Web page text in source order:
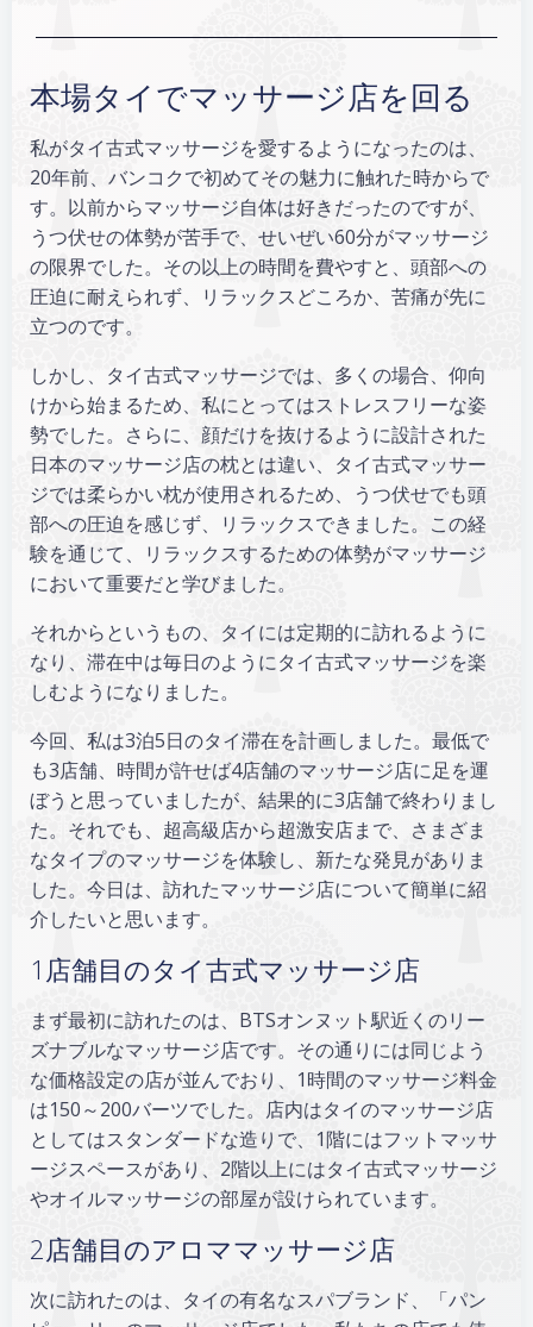
本場タイでマッサージ店を回る
私がタイ古式マッサージを愛するようになったのは、
20年前、バンコクで初めてその魅力に触れた時からで
す。以前からマッサージ自体は好きだったのですが、
うつ伏せの体勢が苦手で、せいぜい60分がマッサージ
の限界でした。その以上の時間を費やすと、頭部への
圧迫に耐えられず、リラックスどころか、苦痛が先に
立つのです。
しかし、タイ古式マッサージでは、多くの場合、仰向
けから始まるため、私にとってはストレスフリーな姿
勢でした。さらに、顔だけを抜けるように設計された
日本のマッサージ店の枕とは違い、タイ古式マッサー
ジでは柔らかい枕が使用されるため、うつ伏せでも頭
部への圧迫を感じず、リラックスできました。この経
験を通じて、リラックスするための体勢がマッサージ
において重要だと学びました。
それからというもの、タイには定期的に訪れるように
なり、滞在中は毎日のようにタイ古式マッサージを楽
しむようになりました。
今回、私は3泊5日のタイ滞在を計画しました。最低で
も3店舗、時間が許せば4店舗のマッサージ店に足を運
ぼうと思っていましたが、結果的に3店舗で終わりまし
た。それでも、超高級店から超激安店まで、さまざま
なタイプのマッサージを体験し、新たな発見がありま
した。今日は、訪れたマッサージ店について簡単に紹
介したいと思います。
1店舗目のタイ古式マッサージ店
まず最初に訪れたのは、BTSオンヌット駅近くのリー
ズナブルなマッサージ店です。その通りには同じよう
な価格設定の店が並んでおり、1時間のマッサージ料金
は150～200バーツでした。店内はタイのマッサージ店
としてはスタンダードな造りで、1階にはフットマッサ
ージスペースがあり、2階以上にはタイ古式マッサージ
やオイルマッサージの部屋が設けられています。
2店舗目のアロママッサージ店
次に訪れたのは、タイの有名なスパブランド、「パン